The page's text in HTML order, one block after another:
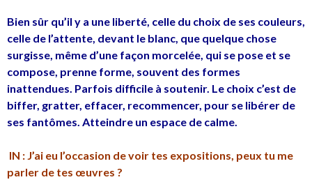
Bien sûr qu’il y a une liberté, celle du choix de ses couleurs,
celle de l’attente, devant le blanc, que quelque chose
surgisse, même d’une façon morcelée, qui se pose et se
compose, prenne forme, souvent des formes
inattendues. Parfois difficile à soutenir. Le choix c’est de
biffer, gratter, effacer, recommencer, pour se libérer de
ses fantômes. Atteindre un espace de calme.
IN : J’ai eu l’occasion de voir tes expositions, peux tu me
parler de tes œuvres ?